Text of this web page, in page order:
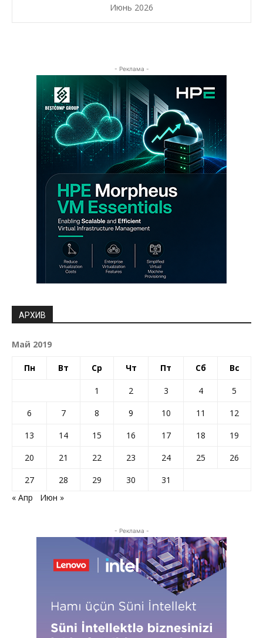
Июнь 2026
- Реклама -
АРХИВ
Май 2019
Пн Вт Ср Чт Пт Сб Вс
1 2 3 4
5
6
7 8 9 10 11
12
13
14 15 16 17 18
19
20
21 22 23 24 25
26
27
28 29 30
31
« Апр
Июн »
- Реклама -